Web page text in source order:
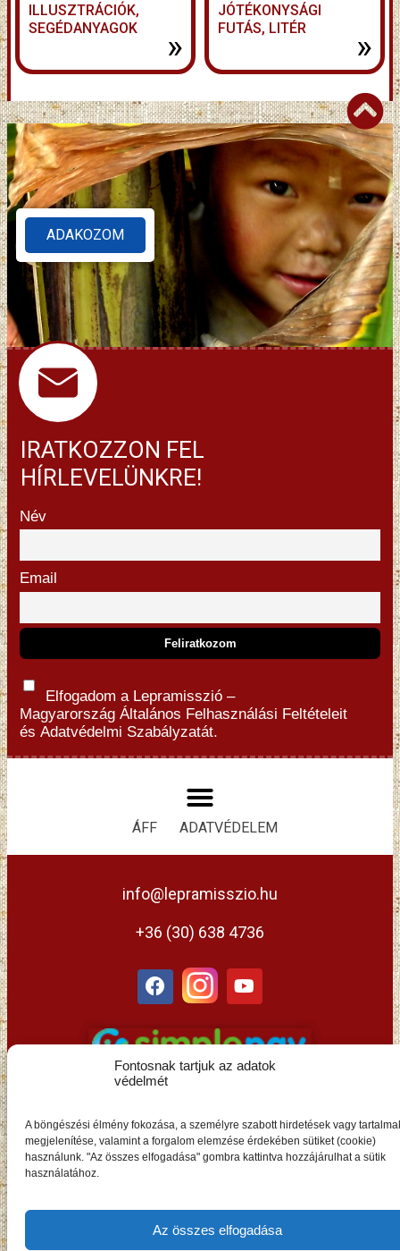
Fontosnak tartjuk az adatok
védelmét
A böngészési élmény fokozása, a személyre szabott hirdetések vagy
megjelenítése, valamint a forgalom elemzése érdekében sütiket (cookie)
használunk. "Az összes elfogadása" gombra kattintva hozzájárulhat a sütik
használatához.
Az összes elfogadása
ILLUSZTRÁCIÓK,
SEGÉDANYAGOK
»
JÓTÉKONYSÁGI
FUTÁS, LITÉR
»
ADAKOZOM
IRATKOZZON FEL
HÍRLEVELÜNKRE!
Név
Email
Elfogadom a Lepramisszió –
Magyarország Általános Felhasználási Feltételeit
és Adatvédelmi Szabályzatát.
ÁFF ADATVÉDELEM
info@lepramisszio.hu
+36 (30) 638 4736